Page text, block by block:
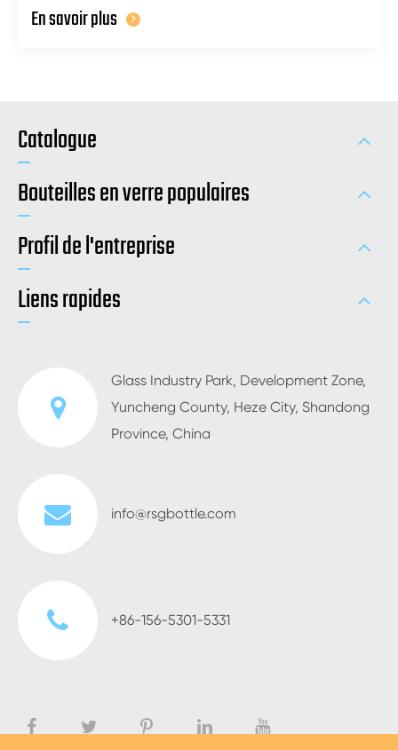
En savoir plus
Catalogue
Bouteilles en verre populaires
Profil de l'entreprise
Liens rapides
Glass Industry Park, Development Zone,
Yuncheng County, Heze City, Shandong
Province, China
info@rsgbottle.com
+86-156-5301-5331